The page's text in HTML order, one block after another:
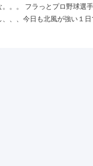
。。。 フラっとプロ野球選
、、、今日も北風が強い１